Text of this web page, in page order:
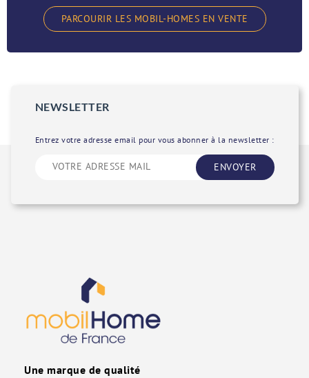
PARCOURIR LES MOBIL-HOMES EN VENTE
NEWSLETTER
Entrez votre adresse email pour vous abonner à la newsletter :
ENVOYER
Une marque de qualité